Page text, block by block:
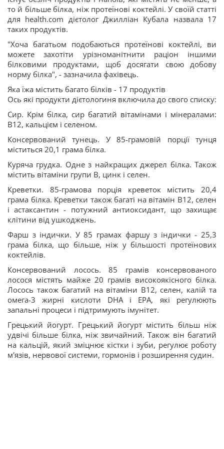
то й більше білка, ніж протеїнові коктейлі. У своїй статті
для health.com дієтолог Джилліан Кубала назвала 17
таких продуктів.
"Хоча багатьом подобаються протеїнові коктейлі, ви
можете захотіти урізноманітнити раціон іншими
білковими продуктами, щоб досягати свою добову
норму білка", - зазначила фахівець.
Яка їжа містить багато білків - 17 продуктів
Ось які продукти дієтологиня включила до свого списку:
Сир. Крім білка, сир багатий вітамінами і мінералами:
B12, кальцієм і селеном.
Консервований тунець. У 85-грамовій порції тунця
міститься 20,1 грама білка.
Куряча грудка. Одне з найкращих джерел білка. Також
містить вітаміни групи B, цинк і селен.
Креветки. 85-грамова порція креветок містить 20,4
грама білка. Креветки також багаті на вітамін B12, селен
і астаксантин - потужний антиоксидант, що захищає
клітини від ушкоджень.
Фарш з індички. У 85 грамах фаршу з індички - 25,3
грама білка, що більше, ніж у більшості протеїнових
коктейлів.
Консервований лосось. 85 грамів консервованого
лосося містять майже 20 грамів високоякісного білка.
Лосось також багатий на вітаміни B12, селен, калій та
омега-3 жирні кислоти DHA і EPA, які регулюють
запальні процеси і підтримують імунітет.
Грецький йогурт. Грецький йогурт містить більш ніж
удвічі більше білка, ніж звичайний. Також він багатий
на кальцій, який зміцнює кістки і зуби, регулює роботу
м'язів, нервової системи, гормонів і розширення судин.